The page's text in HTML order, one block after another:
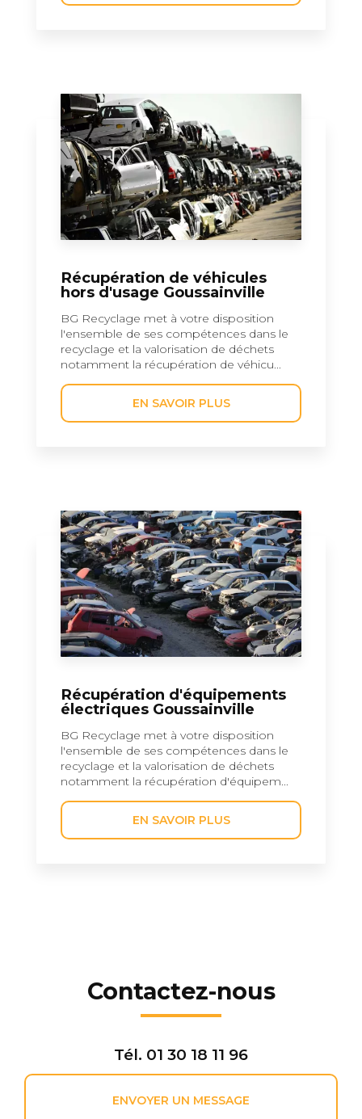
Récupération de véhicules
hors d'usage Goussainville
BG Recyclage met à votre disposition
l'ensemble de ses compétences dans le
recyclage et la valorisation de déchets
notamment la récupération de véhicu...
EN SAVOIR PLUS
Récupération d'équipements
électriques Goussainville
BG Recyclage met à votre disposition
l'ensemble de ses compétences dans le
recyclage et la valorisation de déchets
notamment la récupération d'équipem...
EN SAVOIR PLUS
Contactez-nous
Tél. 01 30 18 11 96
ENVOYER UN MESSAGE